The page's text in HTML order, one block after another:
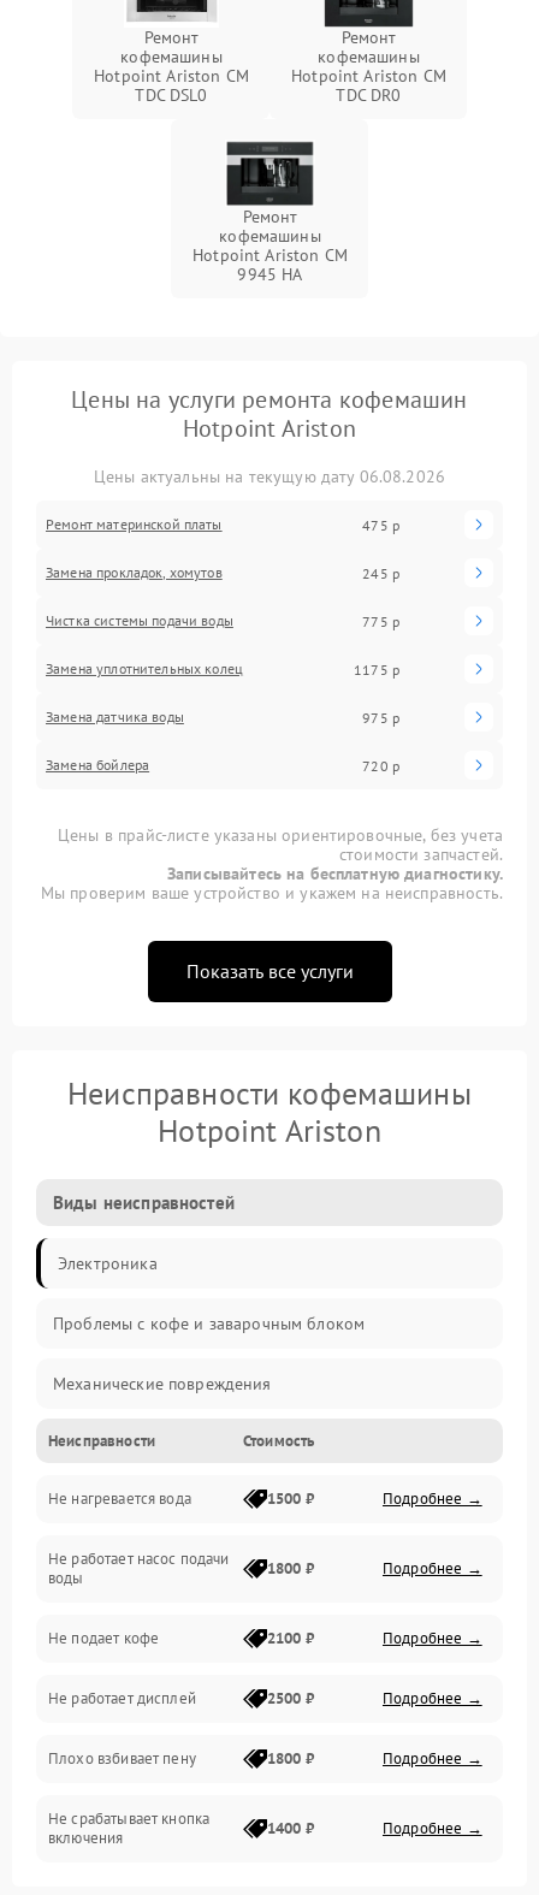
Ремонт
кофемашины
Hotpoint Ariston CM
TDC DSL0
Ремонт
кофемашины
Hotpoint Ariston CM
TDC DR0
Ремонт
кофемашины
Hotpoint Ariston CM
9945 HA
Цены на услуги ремонта кофемашин
Hotpoint Ariston
Цены актуальны на текущую дату 06.08.2026
Ремонт материнской платы 475 р
Замена прокладок, хомутов 245 р
Чистка системы подачи воды 775 р
Замена уплотнительных колец 1175 р
Замена датчика воды 975 р
Замена бойлера 720 р
Цены в прайс-листе указаны ориентировочные, без учета
стоимости запчастей.
Записывайтесь на бесплатную диагностику.
Мы проверим ваше устройство и укажем на неисправность.
Показать все услуги
Неисправности кофемашины
Hotpoint Ariston
Виды неисправностей
Электроника
Проблемы с кофе и заварочным блоком
Механические повреждения
Прочие неисправности
Включение и работа
Проблемы с водой
Проблемы с капучинатором и паром
Управление и электроника
Программное обеспечение
Неисправности Стоимость
Не нагревается вода 1500 ₽ Подробнее →
Не работает насос подачи
воды
1800 ₽ Подробнее →
Не подает кофе 2100 ₽ Подробнее →
Не работает дисплей 2500 ₽ Подробнее →
Плохо взбивает пену 1800 ₽ Подробнее →
Не срабатывает кнопка
включения
1400 ₽ Подробнее →